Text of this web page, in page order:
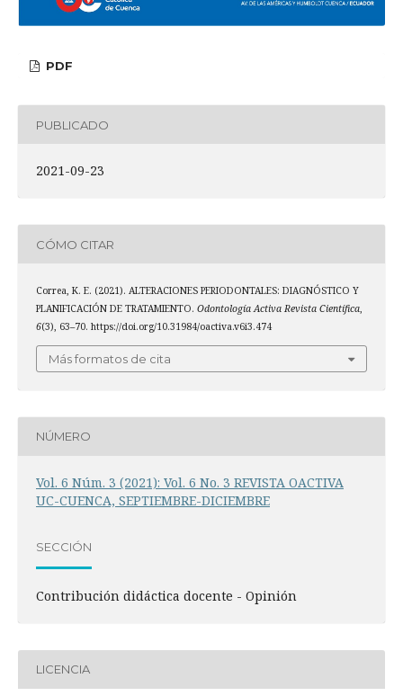
PDF
PUBLICADO
2021-09-23
CÓMO CITAR
Correa, K. E. (2021). ALTERACIONES PERIODONTALES: DIAGNÓSTICO Y
PLANIFICACIÓN DE TRATAMIENTO. Odontología Activa Revista Científica,
6(3), 63–70. https://doi.org/10.31984/oactiva.v6i3.474
Más formatos de cita
NÚMERO
Vol. 6 Núm. 3 (2021): Vol. 6 No. 3 REVISTA OACTIVA
UC-CUENCA, SEPTIEMBRE-DICIEMBRE
SECCIÓN
Contribución didáctica docente - Opinión
LICENCIA